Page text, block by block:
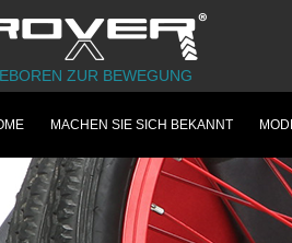
ZUR BEWEGUNG
MACHEN SIE SICH BEKANNT